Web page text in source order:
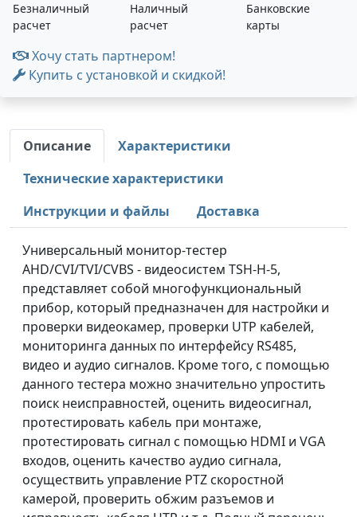
Безналичный
расчет
Наличный
расчет
Банковские
карты
Хочу стать партнером!
Купить с установкой и скидкой!
Описание
Характеристики
Технические характеристики
Инструкции и файлы
Доставка
Универсальный монитор-тестер
AHD/CVI/TVI/CVBS - видеосистем TSH-H-5,
представляет собой многофункциональный
прибор, который предназначен для настройки и
проверки видеокамер, проверки UTP кабелей,
мониторинга данных по интерфейсу RS485,
видео и аудио сигналов. Кроме того, с помощью
данного тестера можно значительно упростить
поиск неисправностей, оценить видеосигнал,
протестировать кабель при монтаже,
протестировать сигнал с помощью HDMI и VGA
входов, оценить качество аудио сигнала,
осуществить управление PTZ скоростной
камерой, проверить обжим разъемов и